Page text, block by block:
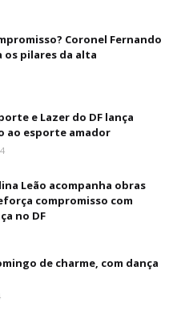
Coronel Fernando
os pilares da alta
e Lazer do DF lança
ao esporte amador
Leão acompanha obras
compromisso com
no DF
de charme, com dança